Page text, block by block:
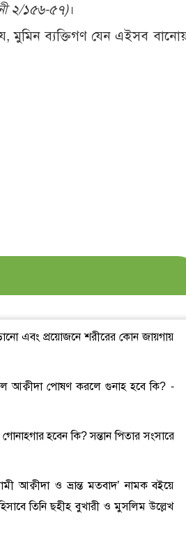
২/১৫৬-৫৭)।
মুমিন ব্যক্তিগণ যেন এইসব
এবং প্রয়োজনে শরীরের কোন জায়গায়
আক্বীদা পোষণ করলে গুনাহ হবে কি? -
হবেন কি? সন্তান পিতার সংসারে
আক্বীদা ও ভ্রান্ত মতবাদ’ নামক বইয়ে
তিনি ছহীহ বুখারী ও মুসলিম উল্লেখ